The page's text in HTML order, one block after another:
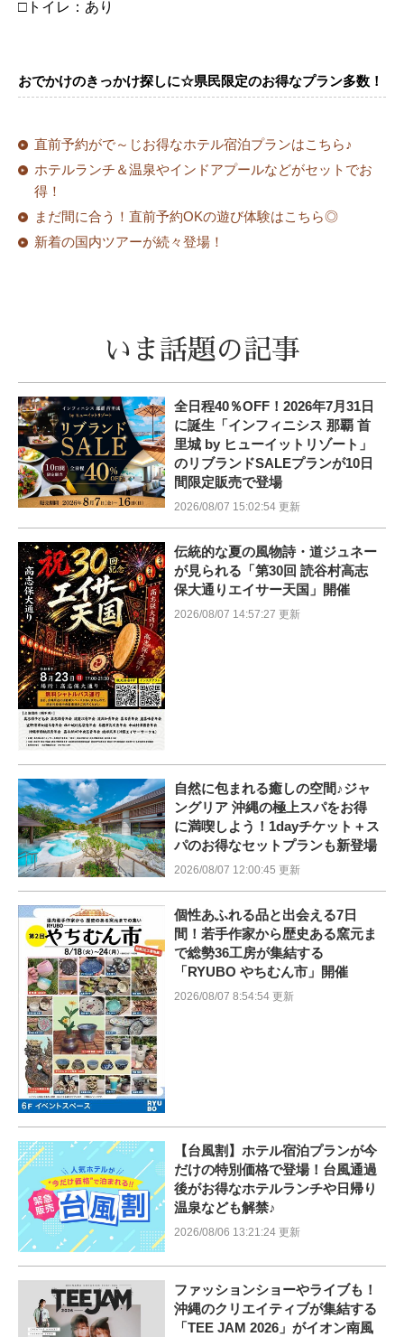
□トイレ：あり
おでかけのきっかけ探しに☆県民限定のお得なプラン多数！
直前予約がで～じお得なホテル宿泊プランはこちら♪
ホテルランチ＆温泉やインドアプールなどがセットでお
得！
まだ間に合う！直前予約OKの遊び体験はこちら◎
新着の国内ツアーが続々登場！
いま話題の記事
全日程40％OFF！2026年7月31日
に誕生「インフィニシス 那覇 首
里城 by ヒューイットリゾート」
のリブランドSALEプランが10日
間限定販売で登場
2026/08/07 15:02:54 更新
伝統的な夏の風物詩・道ジュネー
が見られる「第30回 読谷村高志
保大通りエイサー天国」開催
2026/08/07 14:57:27 更新
自然に包まれる癒しの空間♪ジャ
ングリア 沖縄の極上スパをお得
に満喫しよう！1dayチケット＋ス
パのお得なセットプランも新登場
2026/08/07 12:00:45 更新
個性あふれる品と出会える7日
間！若手作家から歴史ある窯元ま
で総勢36工房が集結する
「RYUBO やちむん市」開催
2026/08/07 8:54:54 更新
【台風割】ホテル宿泊プランが今
だけの特別価格で登場！台風通過
後がお得なホテルランチや日帰り
温泉なども解禁♪
2026/08/06 13:21:24 更新
ファッションショーやライブも！
沖縄のクリエイティブが集結する
「TEE JAM 2026」がイオン南風